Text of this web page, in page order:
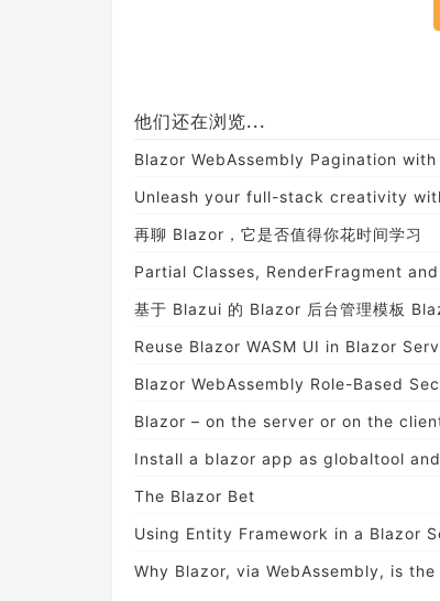
他们还在浏览...
Blazor WebAssembly Pagination with
Unleash your full-stack creativity
再聊 Blazor，它是否值得你花时间学习
Partial Classes, RenderFragment
基于 Blazui 的 Blazor 后台管理模板
Reuse Blazor WASM UI in Blazor
Blazor WebAssembly Role-Based
Blazor – on the server or on the
Install a blazor app as globaltool
The Blazor Bet
Using Entity Framework in a Blazor
Why Blazor, via WebAssembly, is